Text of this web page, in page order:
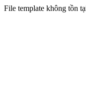
File template không tồn